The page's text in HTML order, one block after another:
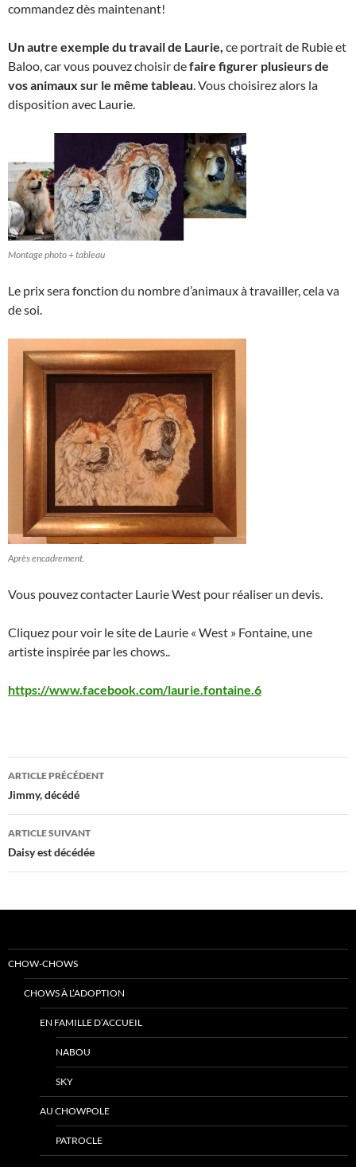
commandez dès maintenant!
Un autre exemple du travail de Laurie, ce portrait de Rubie et
Baloo, car vous pouvez choisir defaire figurer plusieurs de
vos animaux sur le même tableau. Vous choisirez alors la
disposition avec Laurie.
Montage photo + tableau
Le prix sera fonction du nombre d’animaux à travailler, cela va
de soi.
Après encadrement.
Vous pouvez contacter Laurie West pour réaliser un devis.
Cliquez pour voir le site de Laurie « West » Fontaine, une
artiste inspirée par les chows..
https://www.facebook.com/laurie.fontaine.6
Navigation
des
articles
ARTICLE PRÉCÉDENT
Jimmy, décédé
ARTICLE SUIVANT
Daisy est décédée
CHOW-CHOWS
CHOWS À L’ADOPTION
EN FAMILLE D’ACCUEIL
NABOU
SKY
AU CHOWPOLE
PATROCLE